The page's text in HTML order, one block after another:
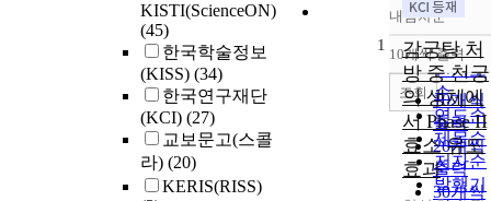
KISTI(ScienceON)
(45)
한국학술정보
(KISS) (34)
한국연구재단
(KCI) (27)
교보문고(스콜
라) (20)
KERIS(RISS)
정확도
순
인기도
순
연도순
제목순
저자순
발행기
내림차순
내림차
10개씩 출력
10개씩
출력
20개씩
출력
30개씩
조회
1
감궁탕 처
방 중 천궁
의 생체에
서 Phase II
효소 유도
효과